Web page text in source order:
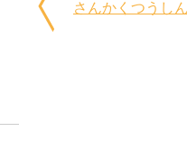
さんかくつうし